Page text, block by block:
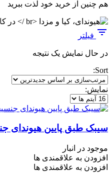
هم چنین از خرید خود لذت ببرید
فیلتر
در حال نمایش یک نتیجه
Sort:
نمایش:
سیبک طبق پایین
موجود در انبار
افزودن به علاقمندی ها
افزودن به علاقمندی ها